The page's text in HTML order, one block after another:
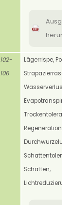
102-
106
Lägerrispe, Poa
Strapazierrasen,
Wasserverlust,
Trockentoleranz,
Regeneration,
Durchwurzelung,
Schatten,
Lichtreduzierung